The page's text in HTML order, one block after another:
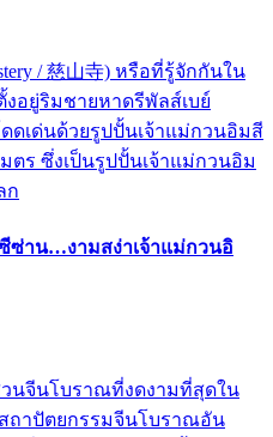
/ 慈山寺) หรือที่รู้จักกันใน
อยู่ริมชายหาดรีพัลส์เบย์
ดดเด่นด้วยรูปปั้นเจ้าแม่กวนอิมสี
ตร ซึ่งเป็นรูปปั้นเจ้าแม่กวนอิม
ก
ซีซ่าน…งามสง่าเจ้าแม่กวนอิ
นจีนโบราณที่งดงามที่สุดใน
สถาปัตยกรรมจีนโบราณอัน